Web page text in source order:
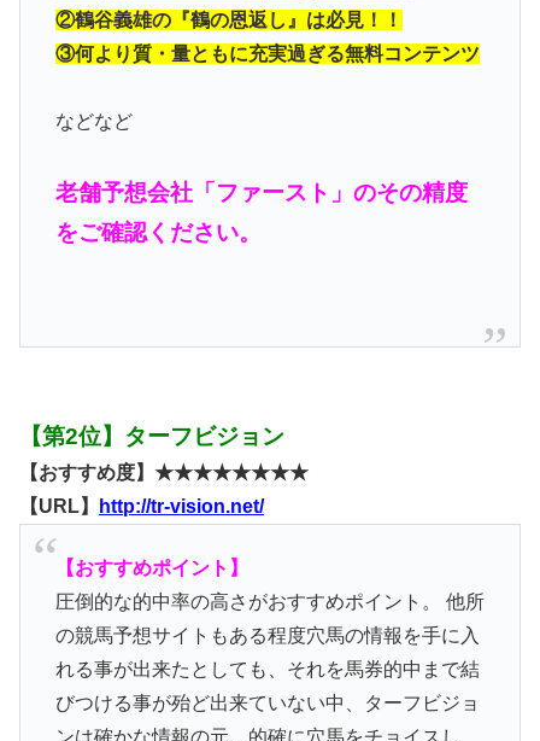
②鶴谷義雄の『鶴の恩返し』は必見！！
③何より質・量ともに充実過ぎる無料コンテンツ
などなど
老舗予想会社「ファースト」のその精度
をご確認ください。
【第2位】ターフビジョン
【おすすめ度】★★★★★★★★
【URL】
http://tr-vision.net/
【おすすめポイント】
圧倒的な的中率の高さがおすすめポイント。 他所
の競馬予想サイトもある程度穴馬の情報を手に入
れる事が出来たとしても、それを馬券的中まで結
びつける事が殆ど出来ていない中、ターフビジョ